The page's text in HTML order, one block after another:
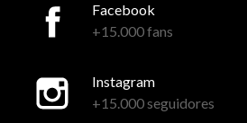
Facebook
+15.000 fans
Instagram
+15.000 seguidores